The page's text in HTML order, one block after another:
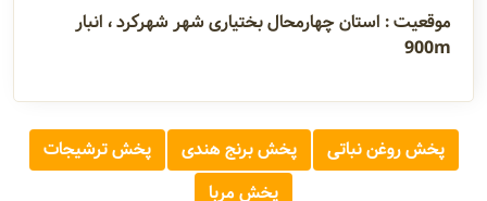
گالری
سابقه
شرکت
موقعیت : استان چهارمحال بختیاری شهر شهرکرد ، انبار
900m
پخش روغن نباتی پخش برنج هندی
پخش ترشیجات
پخش مربا